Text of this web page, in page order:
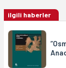
ilgili haberler